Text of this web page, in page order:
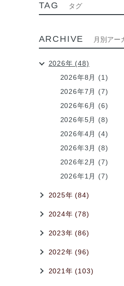
TAG タグ
ARCHIVE 月別アー
2026年 (48)
2026年8月 (1)
2026年7月 (7)
2026年6月 (6)
2026年5月 (8)
2026年4月 (4)
2026年3月 (8)
2026年2月 (7)
2026年1月 (7)
2025年 (84)
2024年 (78)
2023年 (86)
2022年 (96)
2021年 (103)